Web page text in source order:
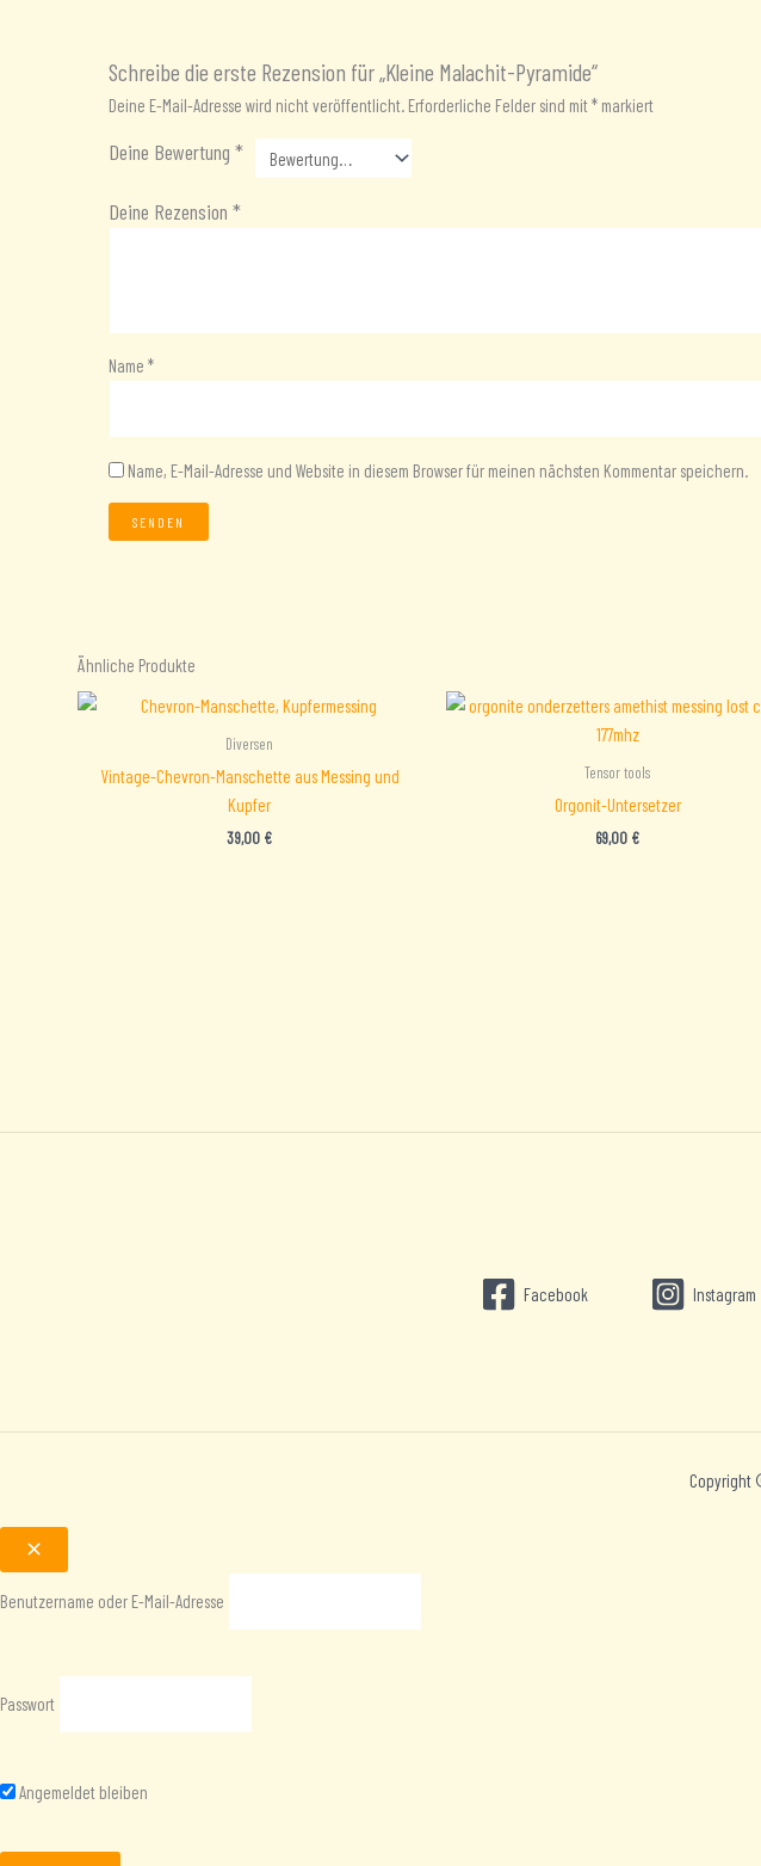
Schreibe die erste Rezension für „Kleine Malachit-Pyramide“
Deine E-Mail-Adresse wird nicht veröffentlicht. Erforderliche Felder sind mit* markiert
Deine Bewertung*
Deine Rezension*
Name*
Name, E-Mail-Adresse und Website in diesem Browser für meinen nächsten Kommentar speichern.
Ähnliche Produkte
Diversen
Vintage-Chevron-Manschette aus Messing und
Kupfer
39,00 €
Tensor tools
Orgonit-Untersetzer
69,00 €
Facebook Instagram
Copyright
Benutzername oder E-Mail-Adresse
Passwort
Angemeldet bleiben